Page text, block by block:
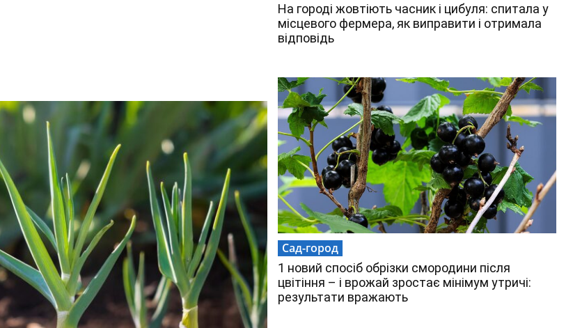
На городі жовтіють часник і цибуля: спитала у
місцевого фермера, як виправити і отримала
відповідь
Сад-город
1 новий спосіб обрізки смородини після
цвітіння – і врожай зростає мінімум утричі:
результати вражають